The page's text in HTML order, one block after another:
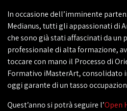
In occasione dell’imminente
Medianus, tutti gli appassionati di
che sono già stati affascinati da un
professionale di alta formazione,
toccare con mano il Processo di
Formativo iMasterArt, consolidato
oggi garante di un tasso
Quest’anno si potrà seguire l’Open